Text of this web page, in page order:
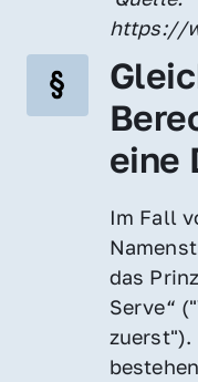
https://
eine
Im Fall
das
Serve“
zuerst").